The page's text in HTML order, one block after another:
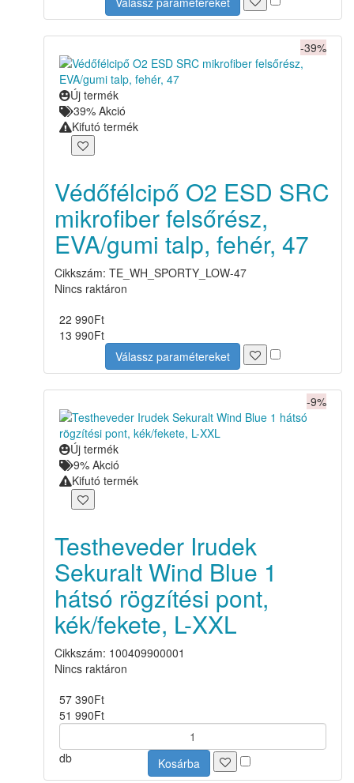
-39%
Új termék
39% Akció
Kifutó termék
Védőfélcipő O2 ESD SRC
mikrofiber felsőrész,
EVA/gumi talp, fehér, 47
Cikkszám: TE_WH_SPORTY_LOW-47
Nincs raktáron
22 990Ft
13 990Ft
Válassz paramétereket
-9%
Új termék
9% Akció
Kifutó termék
Testheveder Irudek
Sekuralt Wind Blue 1
hátsó rögzítési pont,
kék/fekete, L-XXL
Cikkszám: 100409900001
Nincs raktáron
57 390Ft
51 990Ft
db Kosárba